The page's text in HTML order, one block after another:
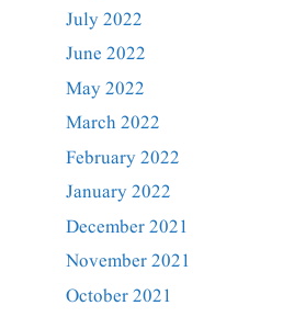
July 2022
June 2022
May 2022
March 2022
February 2022
January 2022
December 2021
November 2021
October 2021